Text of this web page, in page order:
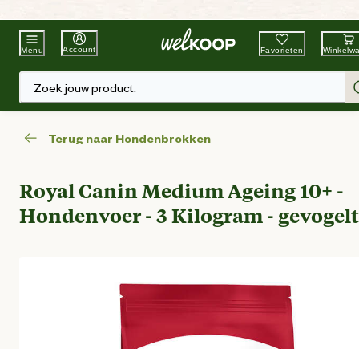
Beste WinkelketenTuin & Dier
Menu Account Favorieten
Zoek jouw product.
Terug naar Hondenbrokken
Royal Canin Medium Ageing 10+ -
Hondenvoer - 3 Kilogram -